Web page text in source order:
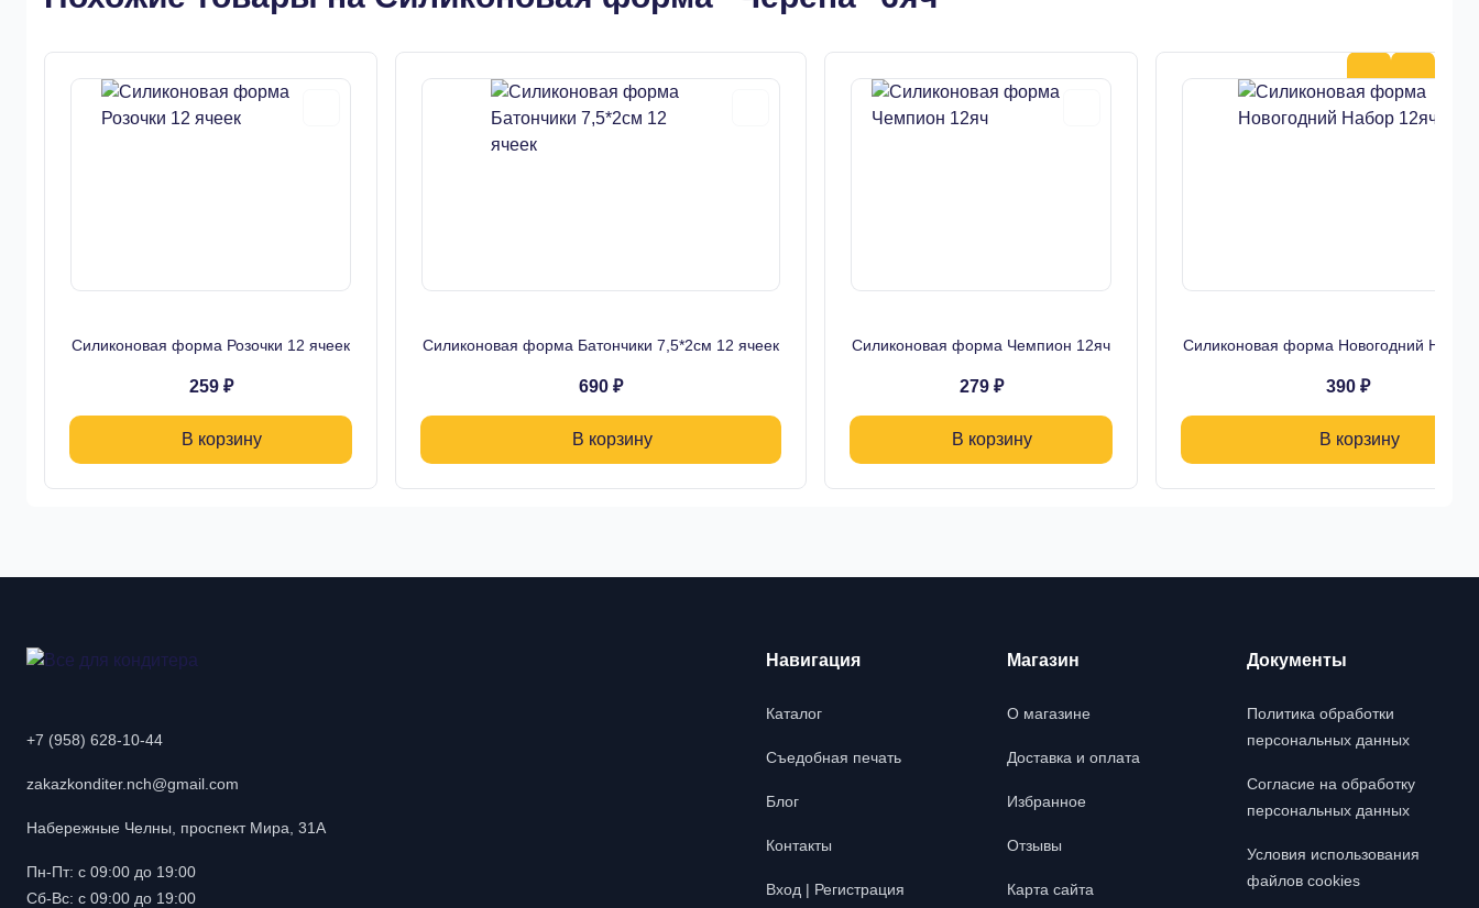
Силиконовая форма Розочки 12 ячеек
259 ₽
В корзину
Силиконовая форма Батончики 7,5*2см 12 ячеек
690 ₽
В корзину
Силиконовая форма Чемпион 12яч
279 ₽
В корзину
Силиконовая форма Новогодний Набор
390 ₽
В корзину
+7 (958) 628-10-44
zakazkonditer.nch@gmail.com
Набережные Челны, проспект Мира, 31А
Пн-Пт: с 09:00 до 19:00
Сб-Вс: с 09:00 до 19:00
Навигация
Каталог
Съедобная печать
Блог
Контакты
Вход | Регистрация
Магазин
О магазине
Доставка и оплата
Избранное
Отзывы
Карта сайта
Документы
Политика обработки
персональных данных
Согласие на обработку
персональных данных
Условия использования
файлов cookies